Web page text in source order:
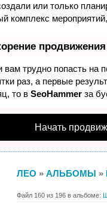
или только
комплекс
продвижения
вам трудно попасть на
раз, а первые
то в SeoHammer за
Начать
ЛЕО » АЛЬБОМЫ »
Файл 160 из 196 в альбоме: